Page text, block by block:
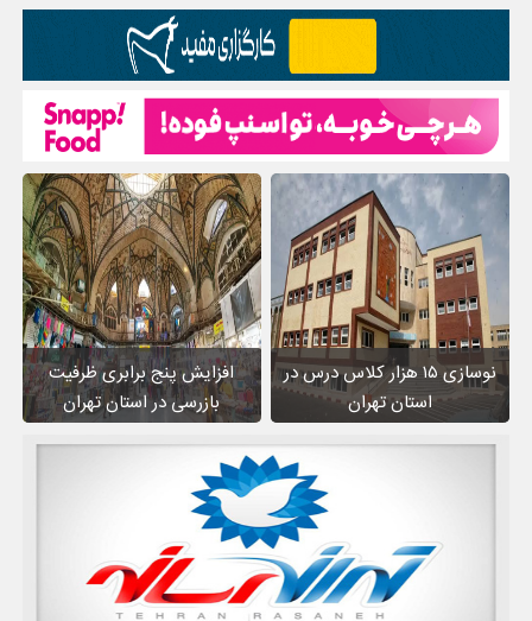
نوسازی ۱۵ هزار کلاس درس در
استان تهران
افزایش پنج برابری ظرفیت
بازرسی در استان تهران